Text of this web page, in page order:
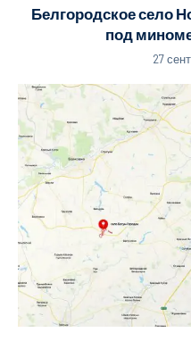
Белгородское село
под
27